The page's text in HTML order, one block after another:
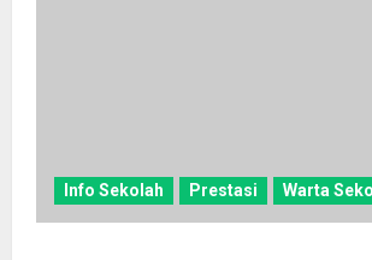
Info Sekolah Prestasi Warta